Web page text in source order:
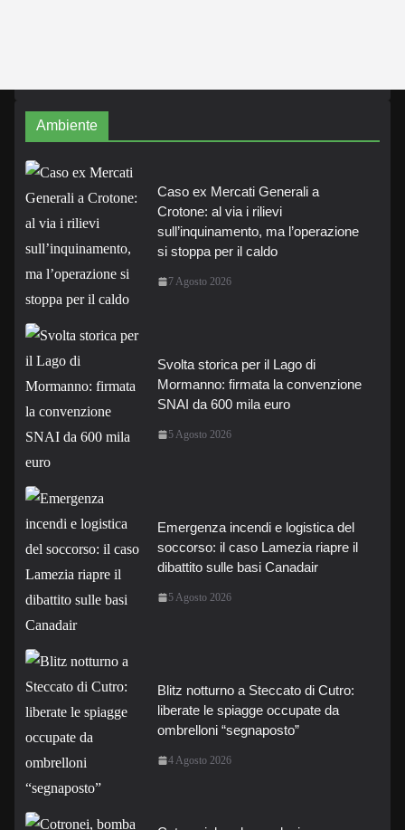
Ambiente
Caso ex Mercati Generali a
Crotone: al via i rilievi
sull’inquinamento, ma l’operazione
si stoppa per il caldo
7 Agosto 2026
Svolta storica per il Lago di
Mormanno: firmata la convenzione
SNAI da 600 mila euro
5 Agosto 2026
Emergenza incendi e logistica del
soccorso: il caso Lamezia riapre il
dibattito sulle basi Canadair
5 Agosto 2026
Blitz notturno a Steccato di Cutro:
liberate le spiagge occupate da
ombrelloni “segnaposto”
4 Agosto 2026